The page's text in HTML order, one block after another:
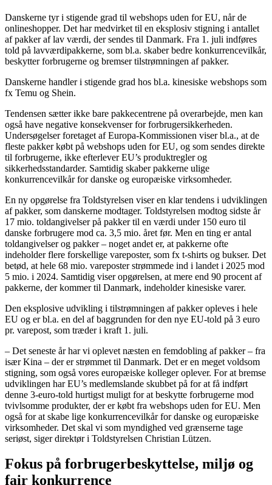
Danskerne tyr i stigende grad til webshops uden for EU, når de
onlineshopper. Det har medvirket til en eksplosiv stigning i antallet
af pakker af lav værdi, der sendes til Danmark. Fra 1. juli indføres
told på lavværdipakkerne, som bl.a. skaber bedre konkurrencevilkår,
beskytter forbrugerne og bremser tilstrømningen af pakker.
Danskerne handler i stigende grad hos bl.a. kinesiske webshops som
fx Temu og Shein.
Tendensen sætter ikke bare pakkecentrene på overarbejde, men kan
også have negative konsekvenser for forbrugersikkerheden.
Undersøgelser foretaget af Europa-Kommissionen viser bl.a., at de
fleste pakker købt på webshops uden for EU, og som sendes direkte
til forbrugerne, ikke efterlever EU’s produktregler og
sikkerhedsstandarder. Samtidig skaber pakkerne ulige
konkurrencevilkår for danske og europæiske virksomheder.
En ny opgørelse fra Toldstyrelsen viser en klar tendens i udviklingen
af pakker, som danskerne modtager. Toldstyrelsen modtog sidste år
17 mio. toldangivelser på pakker til en værdi under 150 euro til
danske forbrugere mod ca. 3,5 mio. året før. Men en ting er antal
toldangivelser og pakker – noget andet er, at pakkerne ofte
indeholder flere forskellige vareposter, som fx t-shirts og bukser. Det
betød, at hele 68 mio. vareposter strømmede ind i landet i 2025 mod
5 mio. i 2024. Samtidig viser opgørelsen, at mere end 90 procent af
pakkerne, der kommer til Danmark, indeholder kinesiske varer.
Den eksplosive udvikling i tilstrømningen af pakker opleves i hele
EU og er bl.a. en del af baggrunden for den nye EU-told på 3 euro
pr. varepost, som træder i kraft 1. juli.
– Det seneste år har vi oplevet næsten en femdobling af pakker – fra
især Kina – der er strømmet til Danmark. Det er en meget voldsom
stigning, som også vores europæiske kolleger oplever. For at bremse
udviklingen har EU’s medlemslande skubbet på for at få indført
denne 3-euro-told hurtigst muligt for at beskytte forbrugerne mod
tvivlsomme produkter, der er købt fra webshops uden for EU. Men
også for at skabe lige konkurrencevilkår for danske og europæiske
virksomheder. Det skal vi som myndighed ved grænserne tage
seriøst, siger direktør i Toldstyrelsen Christian Lützen.
Fokus på forbrugerbeskyttelse, miljø og
fair konkurrence